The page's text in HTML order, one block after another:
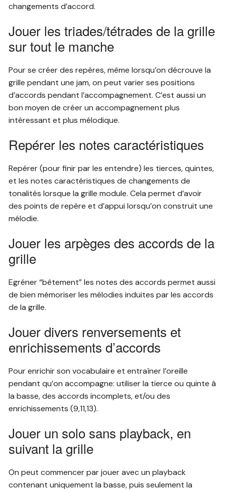
changements d’accord.
Jouer les triades/tétrades de la grille
sur tout le manche
Pour se créer des repères, même lorsqu’on décrouve la
grille pendant une jam, on peut varier ses positions
d’accords pendant l’accompagnement. C’est aussi un
bon moyen de créer un accompagnement plus
intéressant et plus mélodique.
Repérer les notes caractéristiques
Repérer (pour finir par les entendre) les tierces, quintes,
et les notes caractéristiques de changements de
tonalités lorsque la grille module. Cela permet d’avoir
des points de repère et d’appui lorsqu’on construit une
mélodie.
Jouer les arpèges des accords de la
grille
Egréner “bêtement” les notes des accords permet aussi
de bien mémoriser les mélodies induites par les accords
de la grille.
Jouer divers renversements et
enrichissements d’accords
Pour enrichir son vocabulaire et entraîner l’oreille
pendant qu’on accompagne: utiliser la tierce ou quinte à
la basse, des accords incomplets, et/ou des
enrichissements (9,11,13).
Jouer un solo sans playback, en
suivant la grille
On peut commencer par jouer avec un playback
contenant uniquement la basse, puis seulement la